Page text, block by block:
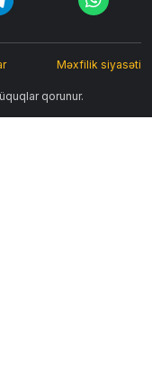
qorunur.
Məxfilik siyasəti